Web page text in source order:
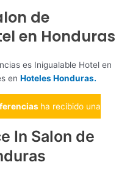
de
en Honduras
es Inigualable Hotel en
en Hoteles Honduras.
ha recibido una
In Salon de